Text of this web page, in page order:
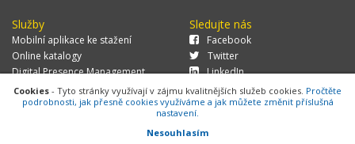
Služby
Mobilní aplikace ke stažení
Online katalogy
Digital Presence Management
Více zákazníků
Sledujte nás
Facebook
Twitter
LinkedIn
© 2026 MEDIATEL CZ, s.r.o.,Za Potokem 46/4, 106 00 Praha 10, tel.:
Cookies - Tyto stránky využívají v zájmu kvalitnějších služeb cookies. Pročtěte
podrobnosti, jak přesně cookies využíváme a jak můžete změnit příslušná
nastavení.
Nesouhlasím